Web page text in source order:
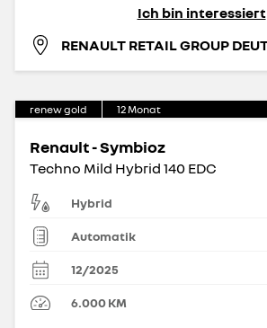
Ich bin interessiert
renew gold 12Monat
Renault - Symbioz
Techno Mild Hybrid 140 EDC
Hybrid
Automatik
12/2025
6.000KM